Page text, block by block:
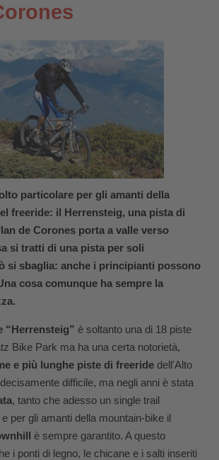
particolare per gli amanti della
freeride: il Herrensteig, una pista di
de Corones porta a valle verso
si tratti di una pista per soli
si sbaglia: anche i principianti possono
cosa comunque ha sempre la
“Herrensteig” è soltanto una di 18 piste
Bike Park ma ha una certa notorietà,
e più lunghe piste di freeride dell'Alto
difficile, ma negli anni è stata
, tanto che adesso un single trail
per gli amanti della mountain-bike il
è sempre garantito. A questo
i ponti di legno, le chicane e i salti inseriti